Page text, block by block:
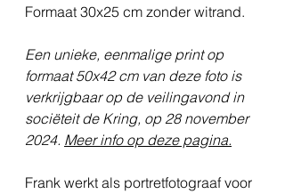
Formaat 30x25 cm zonder witrand.
Een unieke, eenmalige print op
formaat 50x42 cm van deze foto is
verkrijgbaar op de veilingavond in
sociëteit de Kring, op 28 november
2024. Meer info op deze pagina.
Frank werkt als portretfotograaf voor